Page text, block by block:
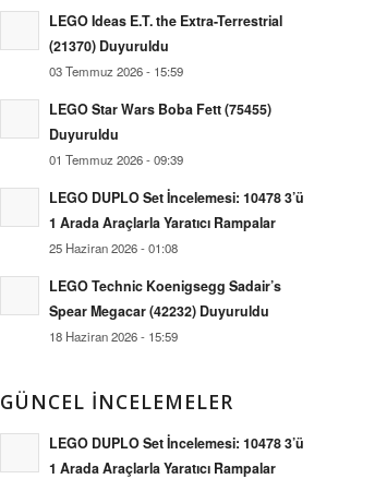
LEGO Ideas E.T. the Extra-Terrestrial
(21370) Duyuruldu
03 Temmuz 2026 - 15:59
LEGO Star Wars Boba Fett (75455)
Duyuruldu
01 Temmuz 2026 - 09:39
LEGO DUPLO Set İncelemesi: 10478 3’ü
1 Arada Araçlarla Yaratıcı Rampalar
25 Haziran 2026 - 01:08
LEGO Technic Koenigsegg Sadair’s
Spear Megacar (42232) Duyuruldu
18 Haziran 2026 - 15:59
GÜNCEL İNCELEMELER
LEGO DUPLO Set İncelemesi: 10478 3’ü
1 Arada Araçlarla Yaratıcı Rampalar